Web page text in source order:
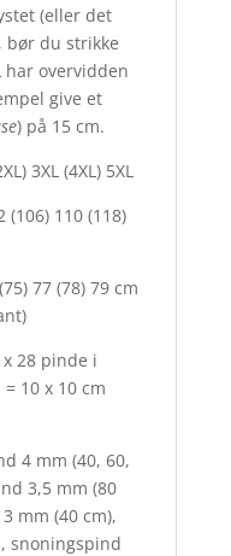
(eller det
bør du strikke
har overvidden
give et
) på 15 cm.
3XL (4XL) 5XL
(106) 110 (118)
77 (78) 79 cm
28 pinde i
10 x 10 cm
4 mm (40, 60,
3,5 mm (80
mm (40 cm),
snoningspind